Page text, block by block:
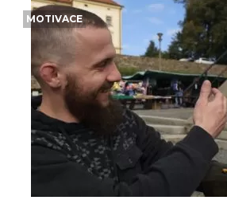
MOTIVACE